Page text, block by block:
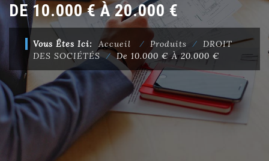
DE 10.000 € À 20.000 €
Vous Êtes Ici: Accueil ⁄ Produits ⁄ DROIT
DES SOCIÉTÉS⁄De 10.000 € À 20.000 €